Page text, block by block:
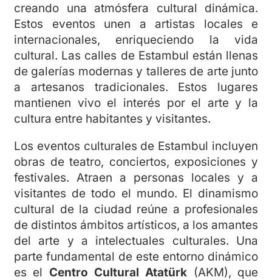
creando una atmósfera cultural dinámica.
Estos eventos unen a artistas locales e
internacionales, enriqueciendo la vida
cultural. Las calles de Estambul están llenas
de galerías modernas y talleres de arte junto
a artesanos tradicionales. Estos lugares
mantienen vivo el interés por el arte y la
cultura entre habitantes y visitantes.
Los eventos culturales de Estambul incluyen
obras de teatro, conciertos, exposiciones y
festivales. Atraen a personas locales y a
visitantes de todo el mundo. El dinamismo
cultural de la ciudad reúne a profesionales
de distintos ámbitos artísticos, a los amantes
del arte y a intelectuales culturales. Una
parte fundamental de este entorno dinámico
es el Centro Cultural Atatürk (AKM), que